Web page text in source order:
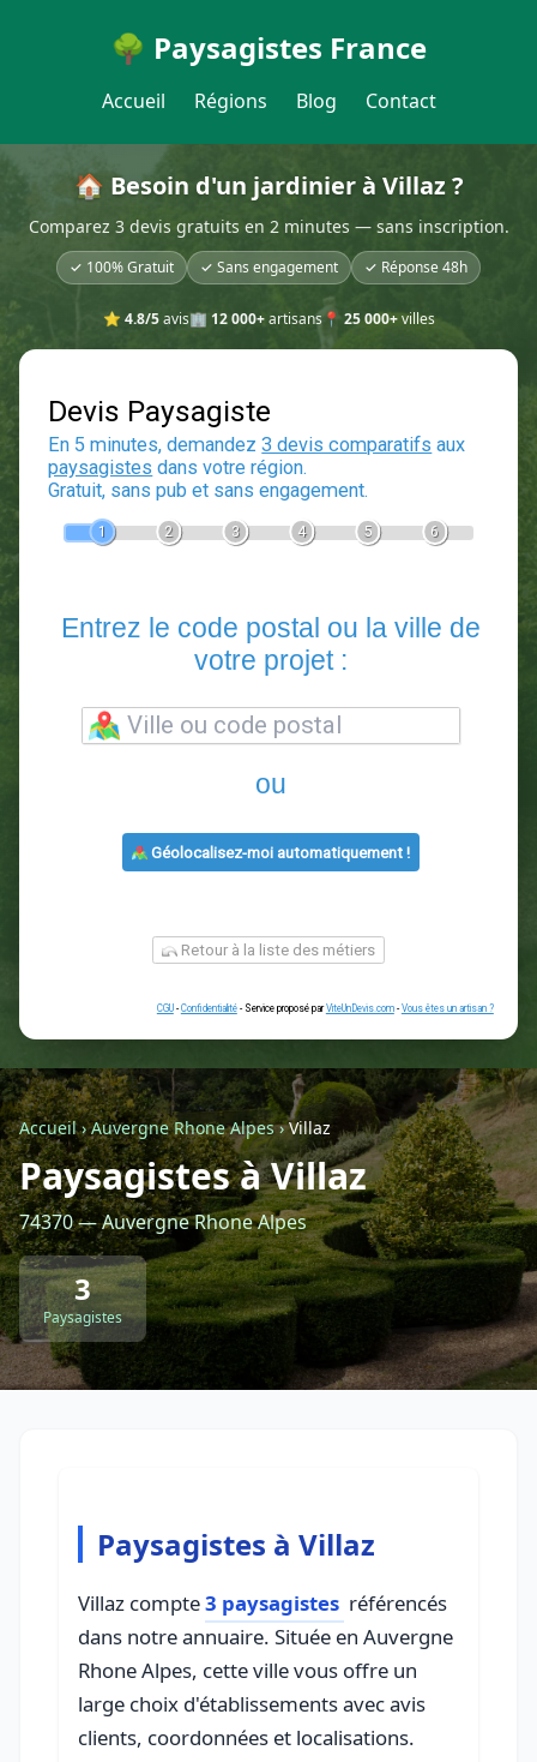
🌳 Paysagistes France
Accueil Régions Blog Contact
🏠 Besoin d'un jardinier à Villaz ?
Comparez 3 devis gratuits en 2 minutes — sans inscription.
✓ 100% Gratuit ✓ Sans engagement ✓ Réponse 48h
⭐ 4.8/5avis🏢 12 000+artisans📍 25 000+villes
Devis Paysagiste
En 5 minutes, demandez3 devis comparatifs
votre projet :
ou
Géolocalisez-moi automatiquement !
Retour à la liste des métiers
CGU-Confidentialité- Service proposé parViteUnDevis.com-Vous
Accueil›Auvergne Rhone Alpes›Villaz
Paysagistes à Villaz
74370 — Auvergne Rhone Alpes
3
Paysagistes
Paysagistes à Villaz
Villaz compte3 paysagistes référencés
dans notre annuaire. Située en Auvergne
Rhone Alpes, cette ville vous offre un
large choix d'établissements avec avis
clients, coordonnées et localisations.